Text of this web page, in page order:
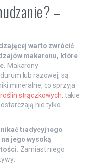
–
warto zwrócić
makaronu, które
Makarony
lub razowej, są
mineralne, co sprzyja
roślin strączkowych, takie
nie tylko
tradycyjnego
jego wysoką
Zamiast niego